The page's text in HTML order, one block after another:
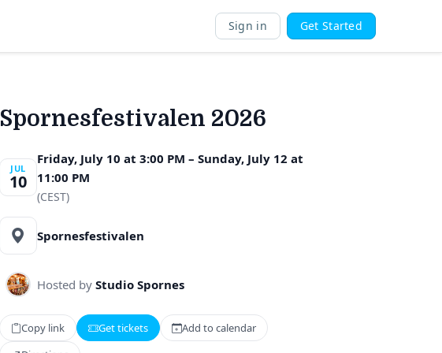
Sign in Get Started
Spornesfestivalen 2026
JUL
10
Friday, July 10 at 3:00 PM – Sunday, July 12 at
11:00 PM
(CEST)
Spornesfestivalen
Hosted by Studio Spornes
Copy link Get tickets
Add to calendar